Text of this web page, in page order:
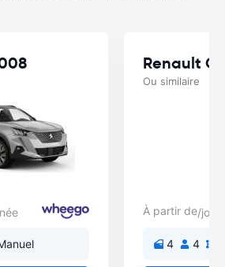
Renault
Ou similaire
À partir de/
4 4